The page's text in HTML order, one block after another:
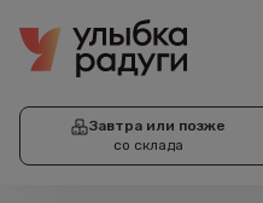
Завтра или позже
со склада